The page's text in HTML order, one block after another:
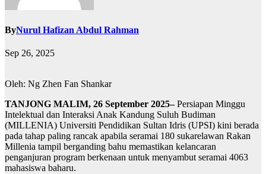
ByNurul Hafizan Abdul Rahman
Sep 26, 2025
Oleh: Ng Zhen Fan Shankar
TANJONG MALIM, 26 September 2025–Persiapan Minggu
Intelektual dan Interaksi Anak Kandung Suluh Budiman
(MILLENIA) Universiti Pendidikan Sultan Idris (UPSI) kini berada
pada tahap paling rancak apabila seramai 180 sukarelawan Rakan
Millenia tampil berganding bahu memastikan kelancaran
penganjuran program berkenaan untuk menyambut seramai 4063
mahasiswa baharu.